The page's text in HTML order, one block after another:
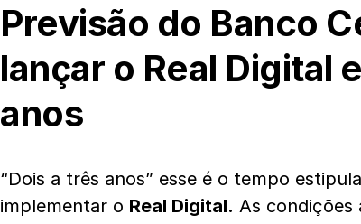
Previsão do Banco
lançar o Real Digital
anos
“Dois a três anos” esse é o tempo
implementar o Real Digital. As condições